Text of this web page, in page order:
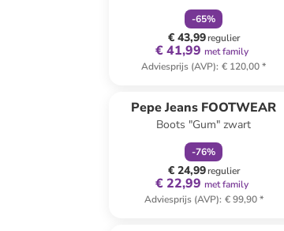
-65%
€ 43,99regulier
€ 41,99 met family
Adviesprijs (AVP): € 120,00*
Pepe Jeans FOOTWEAR
Boots "Gum" zwart
-76%
€ 24,99regulier
€ 22,99 met family
Adviesprijs (AVP): € 99,90*